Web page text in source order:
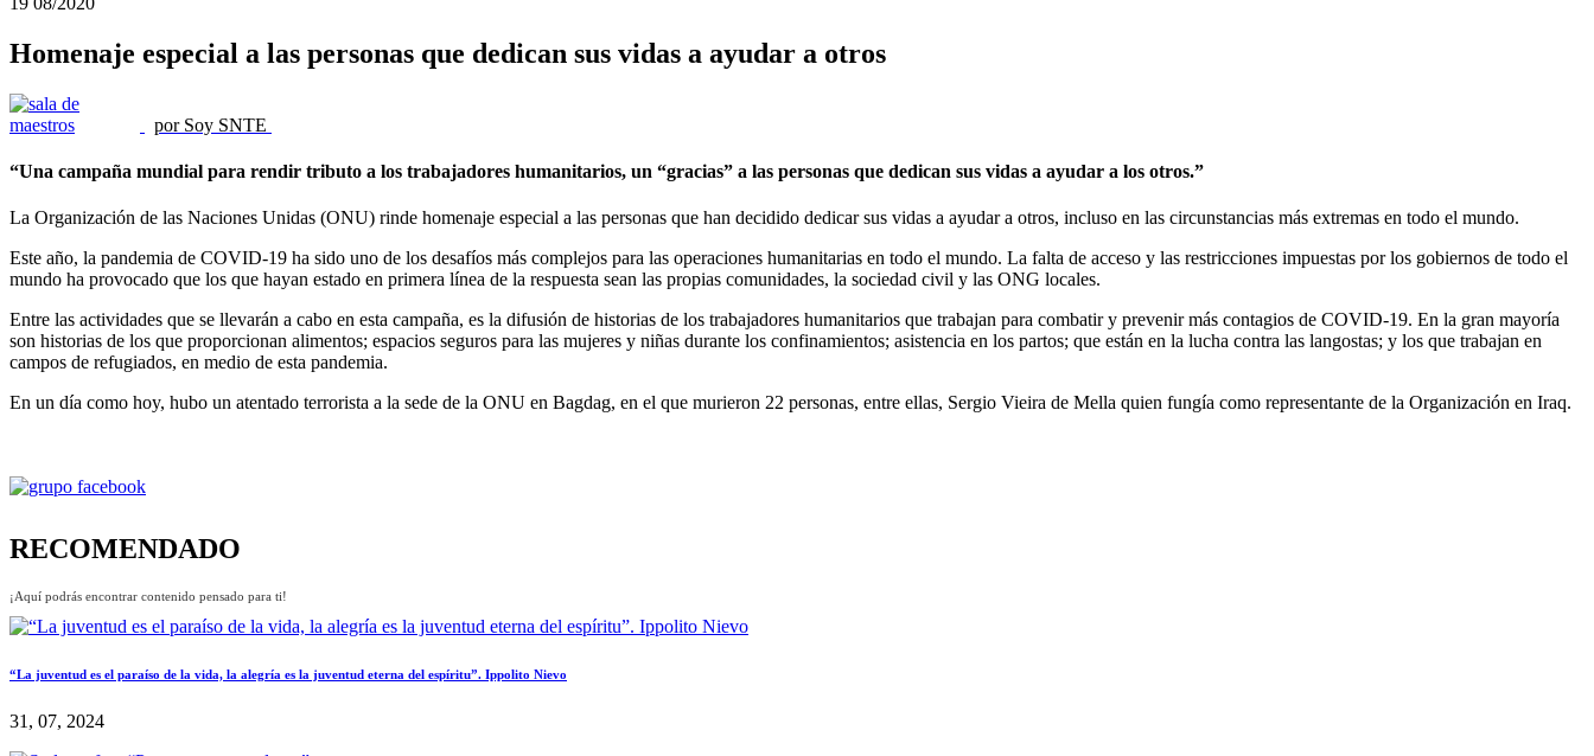
Homenaje especial a las personas que dedican sus vidas a ayudar a otros
por Soy SNTE
“Una campaña mundial para rendir tributo a los trabajadores humanitarios, un “gracias” a las personas que dedican sus vidas a ayudar a los otros.”
La Organización de las Naciones Unidas (ONU) rinde homenaje especial a las personas que han decidido dedicar sus vidas a ayudar a otros, incluso en las circunstancias más extremas en todo el mundo.
Este año, la pandemia de COVID-19 ha sido uno de los desafíos más complejos para las operaciones humanitarias en todo el mundo. La falta de acceso y las restricciones impuestas por los gobiernos de todo el
mundo ha provocado que los que hayan estado en primera línea de la respuesta sean las propias comunidades, la sociedad civil y las ONG locales.
Entre las actividades que se llevarán a cabo en esta campaña, es la difusión de historias de los trabajadores humanitarios que trabajan para combatir y prevenir más contagios de COVID-19. En la gran mayoría
son historias de los que proporcionan alimentos; espacios seguros para las mujeres y niñas durante los confinamientos; asistencia en los partos; que están en la lucha contra las langostas; y los que trabajan en
campos de refugiados, en medio de esta pandemia.
En un día como hoy, hubo un atentado terrorista a la sede de la ONU en Bagdag, en el que murieron 22 personas, entre ellas, Sergio Vieira de Mella quien fungía como representante de la Organización en Iraq.
RECOMENDADO
¡Aquí podrás encontrar contenido pensado para ti!
“La juventud es el paraíso de la vida, la alegría es la juventud eterna del espíritu”. Ippolito Nievo
31, 07, 2024